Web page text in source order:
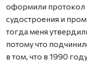
оформили протокол
судостроения и
тогда меня
потому что
в том, что в 1990